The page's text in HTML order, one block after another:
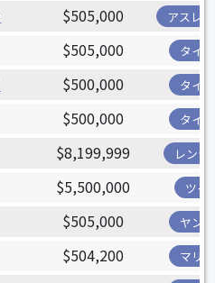
$505,000 アスレ
$505,000 タイ
$500,000 タイ
$500,000 タイ
$8,199,999 レンジ
$5,500,000 ツイ
$505,000 ヤン
$504,200 マリ